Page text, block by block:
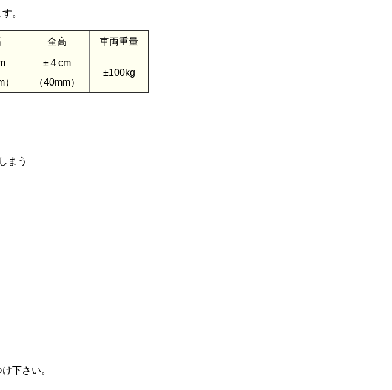
。
全高 車両重量
±４cm
（40mm）
±100kg
まう
下さい。